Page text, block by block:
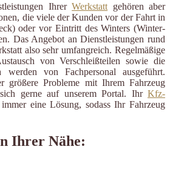
IhrerWerkstatt gehören aber
die viele der Kunden vor der Fahrt in
oder vor Eintritt des Winters (Winter-
Das Angebot an Dienstleistungen rund
also sehr umfangreich. Regelmäßige
von Verschleißteilen sowie die
von Fachpersonal ausgeführt.
größere Probleme mit Ihrem Fahrzeug
gerne auf unserem Portal. Ihr Kfz-
eine Lösung, sodass Ihr Fahrzeug
Ihrer Nähe: